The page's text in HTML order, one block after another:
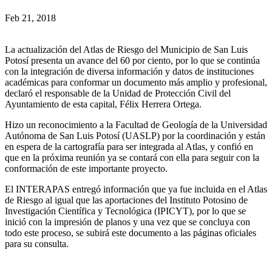
Feb 21, 2018
La actualización del Atlas de Riesgo del Municipio de San Luis
Potosí presenta un avance del 60 por ciento, por lo que se continúa
con la integración de diversa información y datos de instituciones
académicas para conformar un documento más amplio y profesional,
declaró el responsable de la Unidad de Protección Civil del
Ayuntamiento de esta capital, Félix Herrera Ortega.
Hizo un reconocimiento a la Facultad de Geología de la Universidad
Autónoma de San Luis Potosí (UASLP) por la coordinación y están
en espera de la cartografía para ser integrada al Atlas, y confió en
que en la próxima reunión ya se contará con ella para seguir con la
conformación de este importante proyecto.
El INTERAPAS entregó información que ya fue incluida en el Atlas
de Riesgo al igual que las aportaciones del Instituto Potosino de
Investigación Científica y Tecnológica (IPICYT), por lo que se
inició con la impresión de planos y una vez que se concluya con
todo este proceso, se subirá este documento a las páginas oficiales
para su consulta.